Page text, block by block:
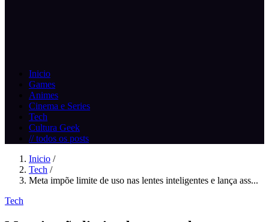
Inicio
Games
Animes
Cinema e Series
Tech
Cultura Geek
// todos os posts
Inicio /
Tech /
Meta impõe limite de uso nas lentes inteligentes e lança ass...
Tech